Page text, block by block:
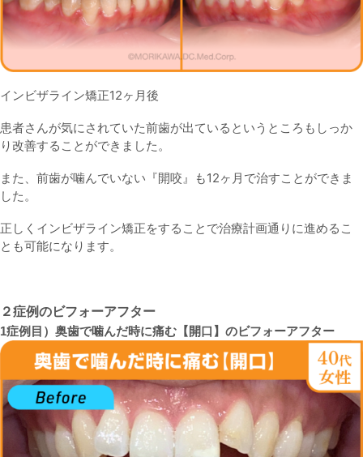
インビザライン矯正12ヶ月後
患者さんが気にされていた前歯が出ているというところもしっか
り改善することができました。
また、前歯が噛んでいない『開咬』も12ヶ月で治すことができま
した。
正しくインビザライン矯正をすることで治療計画通りに進めるこ
とも可能になります。
２症例のビフォーアフター
1症例目）奥歯で噛んだ時に痛む【開口】のビフォーアフター